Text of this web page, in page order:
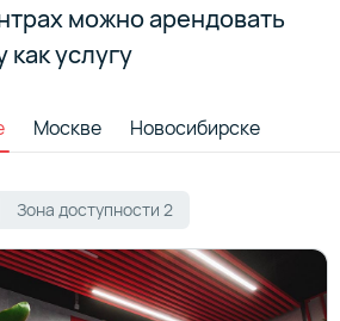
можно арендовать
услугу
Москве Новосибирске
Зона доступности 2